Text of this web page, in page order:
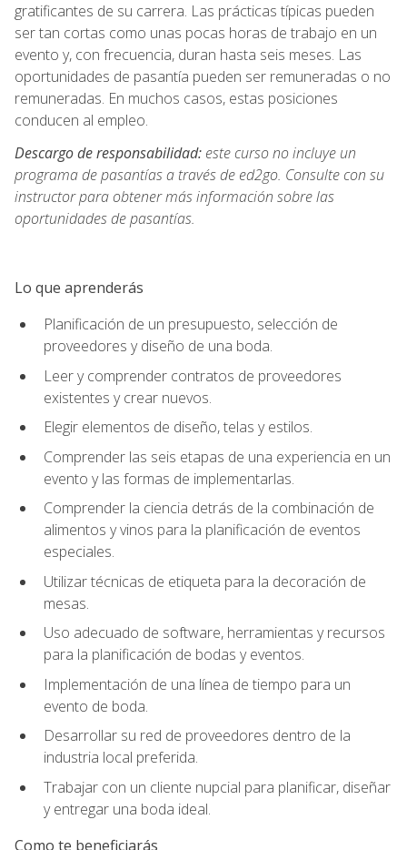
gratificantes de su carrera. Las prácticas típicas pueden
ser tan cortas como unas pocas horas de trabajo en un
evento y, con frecuencia, duran hasta seis meses. Las
oportunidades de pasantía pueden ser remuneradas o no
remuneradas. En muchos casos, estas posiciones
conducen al empleo.
Descargo de responsabilidad: este curso no incluye un
programa de pasantías a través de ed2go. Consulte con su
instructor para obtener más información sobre las
oportunidades de pasantías.
Lo que aprenderás
Planificación de un presupuesto, selección de
proveedores y diseño de una boda.
Leer y comprender contratos de proveedores
existentes y crear nuevos.
Elegir elementos de diseño, telas y estilos.
Comprender las seis etapas de una experiencia en un
evento y las formas de implementarlas.
Comprender la ciencia detrás de la combinación de
alimentos y vinos para la planificación de eventos
especiales.
Utilizar técnicas de etiqueta para la decoración de
mesas.
Uso adecuado de software, herramientas y recursos
para la planificación de bodas y eventos.
Implementación de una línea de tiempo para un
evento de boda.
Desarrollar su red de proveedores dentro de la
industria local preferida.
Trabajar con un cliente nupcial para planificar, diseñar
y entregar una boda ideal.
Como te beneficiarás